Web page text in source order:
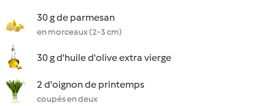
30 g de parmesan
en morceaux (2-3 cm)
30 g d'huile d'olive extra vierge
2 d'oignon de printemps
coupés en deux